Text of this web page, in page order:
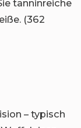
tanninreiche
(362
– typisch